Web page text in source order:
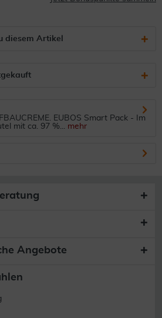
diesem Artikel
EUBOS Smart Pack - Im
mit ca. 97 %... mehr
Angebote